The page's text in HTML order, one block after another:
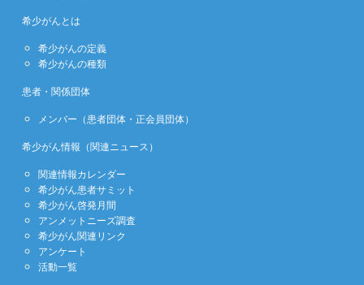
希少がんとは
希少がんの定義
希少がんの種類
患者・関係団体
メンバー（患者団体・正会員団体）
希少がん情報（関連ニュース）
関連情報カレンダー
希少がん患者サミット
希少がん啓発月間
アンメットニーズ調査
希少がん関連リンク
アンケート
活動一覧